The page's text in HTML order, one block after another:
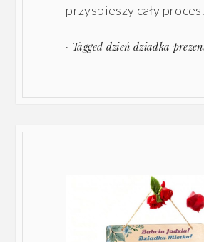
przyspieszy cały proces.
· Tagged dzień dziadka